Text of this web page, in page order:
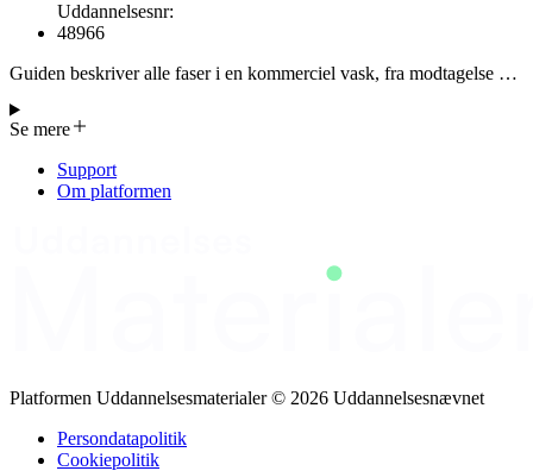
Uddannelsesnr:
48966
Guiden beskriver alle faser i en kommerciel vask, fra modtagelse og
Den fremhæver vigtigheden af korrekt sortering af bomuld, uld,
syntetika og farvefast samt de gængse vaskeruter og temperaturer for
GEA/Siemens og Sinnerske-maskiner.
Se mere
Support
Om platformen
Platformen Uddannelsesmaterialer © 2026 Uddannelsesnævnet
Persondatapolitik
Cookiepolitik